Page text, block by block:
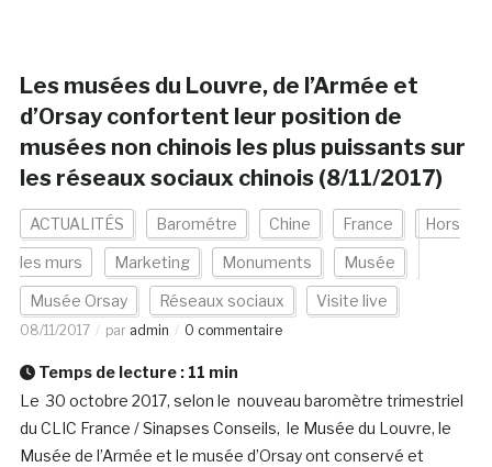
Les musées du Louvre, de l’Armée et
d’Orsay confortent leur position de
musées non chinois les plus puissants sur
les réseaux sociaux chinois (8/11/2017)
ACTUALITÉS Barométre Chine France Hors
les murs Marketing Monuments Musée
Musée Orsay Réseaux sociaux Visite live
08/11/2017 par admin 0 commentaire
Temps de lecture : 11 min
Le 30 octobre 2017, selon le nouveau baromètre trimestriel
du CLIC France / Sinapses Conseils, le Musée du Louvre, le
Musée de l’Armée et le musée d’Orsay ont conservé et